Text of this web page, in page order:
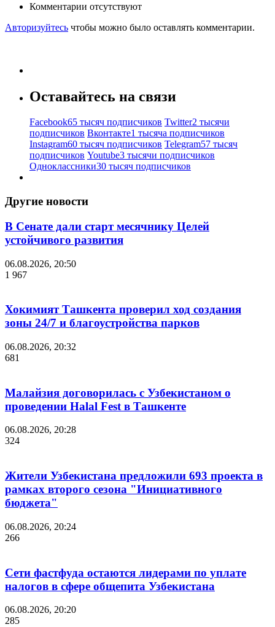
Комментарии отсутствуют
Авторизуйтесь чтобы можно было оставлять комментарии.
Оставайтесь на связи
Facebook65 тысяч подписчиков Twitter2 тысячи
подписчиков Вконтакте1 тысяча подписчиков
Instagram60 тысяч подписчиков Telegram57 тысяч
подписчиков Youtube3 тысячи подписчиков
Одноклассники30 тысяч подписчиков
Другие новости
В Сенате дали старт месячнику Целей
устойчивого развития
06.08.2026, 20:50
1 967
Хокимият Ташкента проверил ход создания
зоны 24/7 и благоустройства парков
06.08.2026, 20:32
681
Малайзия договорилась с Узбекистаном о
проведении Halal Fest в Ташкенте
06.08.2026, 20:28
324
Жители Узбекистана предложили 693 проекта в
рамках второго сезона "Инициативного
бюджета"
06.08.2026, 20:24
266
Сети фастфуда остаются лидерами по уплате
налогов в сфере общепита Узбекистана
06.08.2026, 20:20
285